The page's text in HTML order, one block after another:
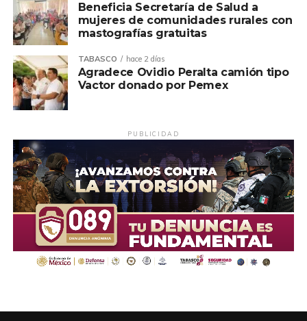
Beneficia Secretaría de Salud a
mujeres de comunidades rurales con
mastografías gratuitas
TABASCO hace 2 días
Agradece Ovidio Peralta camión tipo
Vactor donado por Pemex
PUBLICIDAD